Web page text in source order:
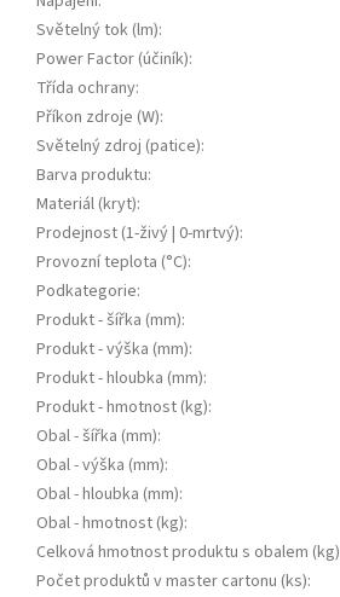
Světelný tok (lm):
Power Factor (účiník):
Třída ochrany:
Příkon zdroje (W):
Světelný zdroj (patice):
Barva produktu:
Materiál (kryt):
Prodejnost (1-živý | 0-mrtvý):
Provozní teplota (°C):
Podkategorie:
Produkt - šířka (mm):
Produkt - výška (mm):
Produkt - hloubka (mm):
Produkt - hmotnost (kg):
Obal - šířka (mm):
Obal - výška (mm):
Obal - hloubka (mm):
Obal - hmotnost (kg):
Celková hmotnost produktu s obalem (kg)
Počet produktů v master cartonu (ks):